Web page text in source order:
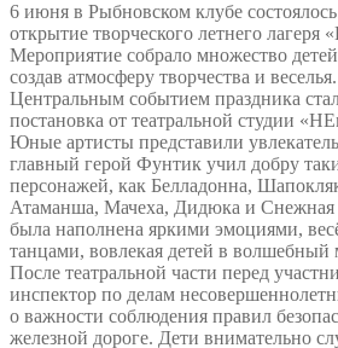
6 июня в Рыбновском клубе
открытие творческого летнего лагеря
Мероприятие собрало множество
создав атмосферу творчества и веселья.
Центральным событием праздника
постановка от театральной студии
Юные артисты представили
главный герой Фунтик учил добру
персонажей, как Белладонна,
Атаманша, Мачеха, Дидюка и Снежная
была наполнена яркими эмоциями,
танцами, вовлекая детей в
После театральной части перед
инспектор по делам
о важности соблюдения правил
железной дороге. Дети внимательно